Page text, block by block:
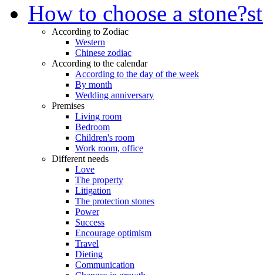
How to choose a stone?
According to Zodiac
Western
Chinese zodiac
According to the calendar
According to the day of the week
By month
Wedding anniversary
Premises
Living room
Bedroom
Children's room
Work room, office
Different needs
Love
The property
Litigation
The protection stones
Power
Success
Encourage optimism
Travel
Dieting
Communication